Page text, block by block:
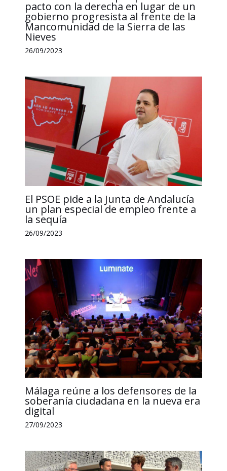
pacto con la derecha en lugar de un
gobierno progresista al frente de la
Mancomunidad de la Sierra de las
Nieves
26/09/2023
El PSOE pide a la Junta de Andalucía
un plan especial de empleo frente a
la sequía
26/09/2023
Málaga reúne a los defensores de la
soberanía ciudadana en la nueva era
digital
27/09/2023